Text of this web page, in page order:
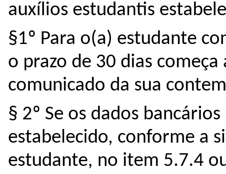
auxílios estudantis
§1º Para o(a) estudante
o prazo de 30 dias
comunicado da sua
§ 2º Se os dados
estabelecido, conforme a
estudante, no item 5.7.4